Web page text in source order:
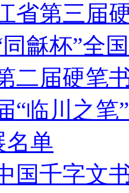
省第三届
龢杯”全
二届硬笔
“临川之笔
名单
国千字文